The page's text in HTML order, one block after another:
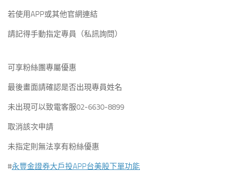
若使用APP或其他官網連結
請記得手動指定專員（私訊詢問）
可享粉絲團專屬優惠
最後畫面請確認是否出現專員姓名
未出現可以致電客服02-6630-8899
取消該次申請
未指定則無法享有粉絲優惠
#永豐金證券大戶投APP台美股下單功能